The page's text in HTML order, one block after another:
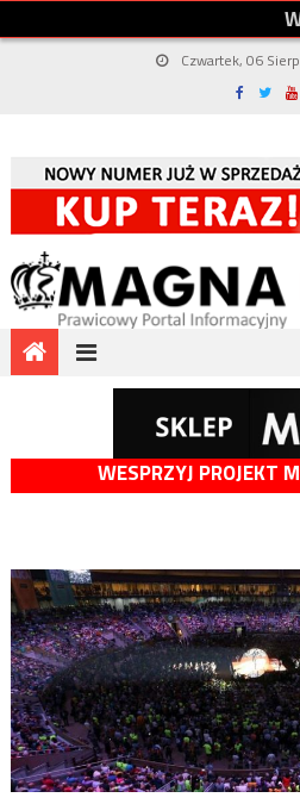
Czwartek, 06
WESPRZYJ PROJEKT